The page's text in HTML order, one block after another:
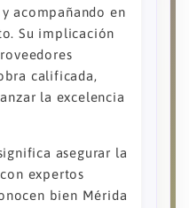
acompañando en
Su implicación
calificada,
la excelencia
asegurar la
expertos
bien Mérida